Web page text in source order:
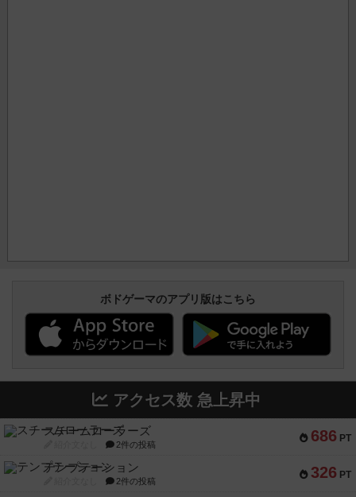
ボドゲーマのアプリ版はこちら
アクセス数 急上昇中
686 PT
スチームローラーズ
2件の投稿
326 PT
テンプテーション
2件の投稿